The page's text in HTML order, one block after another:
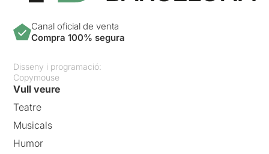
Canal oficial de venta
Compra 100% segura
Disseny i programació:
Copymouse
Vull veure
Teatre
Musicals
Humor